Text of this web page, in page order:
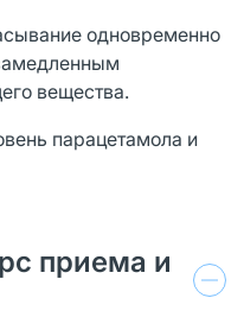
одновременно
вещества.
парацетамола и
приема и